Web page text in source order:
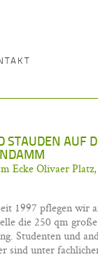
STAUDEN AUF
Ecke Olivaer
1997 pflegen wir
die 250 qm große
Studenten und
sind unter